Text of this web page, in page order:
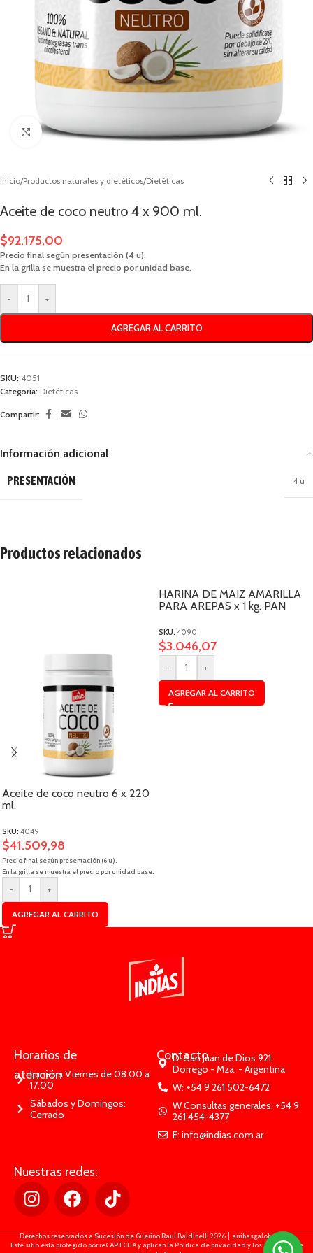
Clic para ampliar
Inicio/Productos naturales y dietéticos/Dietéticas
Aceite de coco neutro 4 x 900 ml.
$92.175,00
Precio final según presentación (4 u).
En la grilla se muestra el precio por unidad base.
- +
AGREGAR AL CARRITO
SKU: 4051
Categoría: Dietéticas
Compartir:
Información adicional
PRESENTACIÓN 4 u
Productos relacionados
Aceite de coco neutro 6 x 220
ml.
SKU: 4049
$41.509,98
Precio final según presentación (6 u).
En la grilla se muestra el precio por unidad base.
- +
AGREGAR AL CARRITO
HARINA DE MAIZ AMARILLA
PARA AREPAS x 1 kg. PAN
SKU: 4090
$3.046,07
- +
AGREGAR AL CARRITO
Horarios de
atención
Lunes a Viernes de 08:00 a
17:00
Sábados y Domingos:
Cerrado
Contacto
D: San Juan de Dios 921,
Dorrego - Mza. - Argentina
W: +54 9 261 502-6472
W Consultas generales: +54 9
261 454-4377
E: info@indias.com.ar
Nuestras redes:
Derechos reservados a Sucesión de Guerino Raul Baldinelli 2026|arribasgalobart.com
Este sitio está protegido por reCAPTCHA y aplican la Política de privacidad y los Términos de